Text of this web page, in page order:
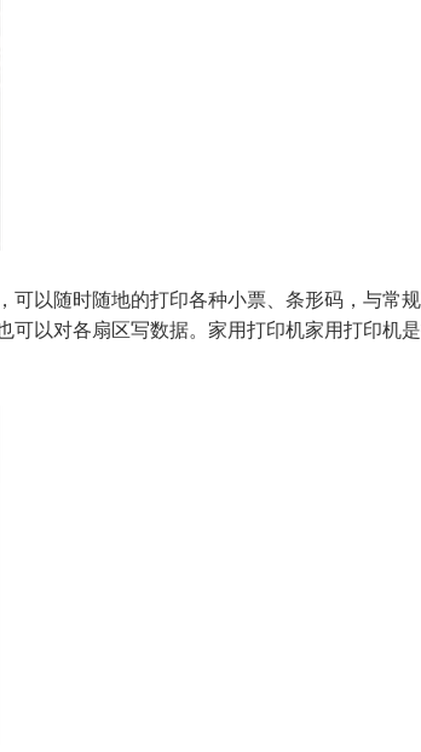
以随时随地的打印各种小票、条形码，与常
以对各扇区写数据。家用打印机家用打印机